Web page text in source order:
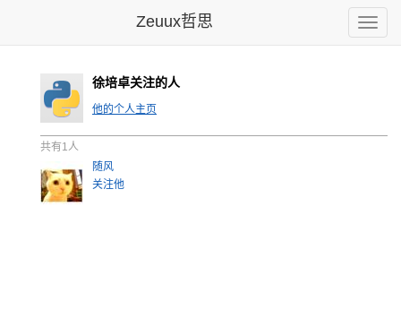
Toggle
Zeuux哲思
徐培卓关注的人
他的个人主页
共有1人
随风
关注他